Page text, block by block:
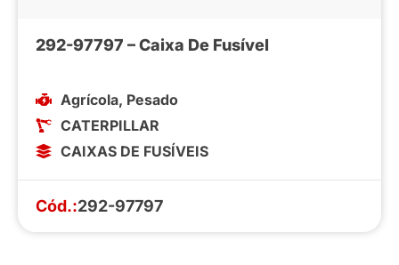
292-97797 – Caixa De Fusível
Agrícola, Pesado
CATERPILLAR
CAIXAS DE FUSÍVEIS
Cód.:292-97797